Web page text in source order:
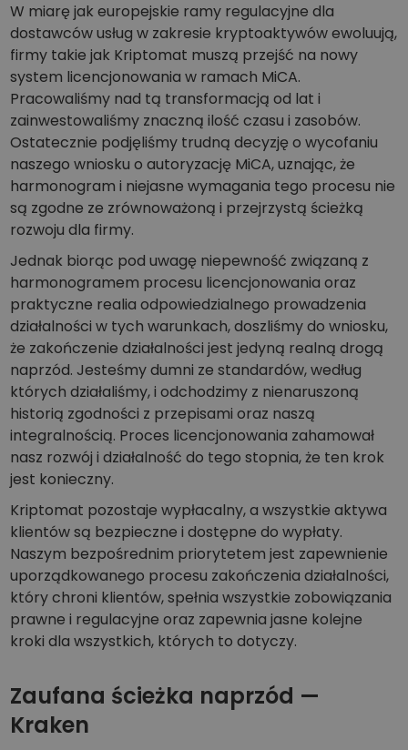
W miarę jak europejskie ramy regulacyjne dla
dostawców usług w zakresie kryptoaktywów ewoluują,
firmy takie jak Kriptomat muszą przejść na nowy
system licencjonowania w ramach MiCA.
Pracowaliśmy nad tą transformacją od lat i
zainwestowaliśmy znaczną ilość czasu i zasobów.
Ostatecznie podjęliśmy trudną decyzję o wycofaniu
naszego wniosku o autoryzację MiCA, uznając, że
harmonogram i niejasne wymagania tego procesu nie
są zgodne ze zrównoważoną i przejrzystą ścieżką
rozwoju dla firmy.
Jednak biorąc pod uwagę niepewność związaną z
harmonogramem procesu licencjonowania oraz
praktyczne realia odpowiedzialnego prowadzenia
działalności w tych warunkach, doszliśmy do wniosku,
że zakończenie działalności jest jedyną realną drogą
naprzód. Jesteśmy dumni ze standardów, według
których działaliśmy, i odchodzimy z nienaruszoną
historią zgodności z przepisami oraz naszą
integralnością. Proces licencjonowania zahamował
nasz rozwój i działalność do tego stopnia, że ten krok
jest konieczny.
Kriptomat pozostaje wypłacalny, a wszystkie aktywa
klientów są bezpieczne i dostępne do wypłaty.
Naszym bezpośrednim priorytetem jest zapewnienie
uporządkowanego procesu zakończenia działalności,
który chroni klientów, spełnia wszystkie zobowiązania
prawne i regulacyjne oraz zapewnia jasne kolejne
kroki dla wszystkich, których to dotyczy.
Zaufana ścieżka naprzód —
Kraken